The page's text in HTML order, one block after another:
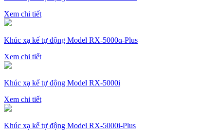
Xem chi tiết
Khúc xạ kế tự động Model RX-5000α-Plus
Xem chi tiết
Khúc xạ kế tự động Model RX-5000i
Xem chi tiết
Khúc xạ kế tự động Model RX-5000i-Plus